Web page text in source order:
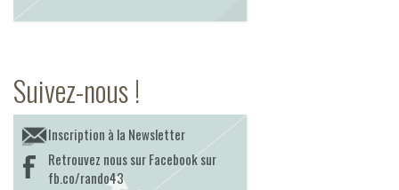
Suivez-nous !
Inscription à la Newsletter
Retrouvez nous sur Facebook sur
fb.co/rando43